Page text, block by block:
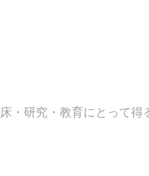
・研究・教育にとって得